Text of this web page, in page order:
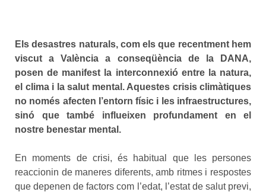
Els desastres naturals, com els que recentment hem
viscut a València a conseqüència de la DANA,
posen de manifest la interconnexió entre la natura,
el clima i la salut mental. Aquestes crisis climàtiques
no només afecten l’entorn físic i les infraestructures,
sinó que també influeixen profundament en el
nostre benestar mental.
En moments de crisi, és habitual que les persones
reaccionin de maneres diferents, amb ritmes i respostes
que depenen de factors com l’edat, l’estat de salut previ,